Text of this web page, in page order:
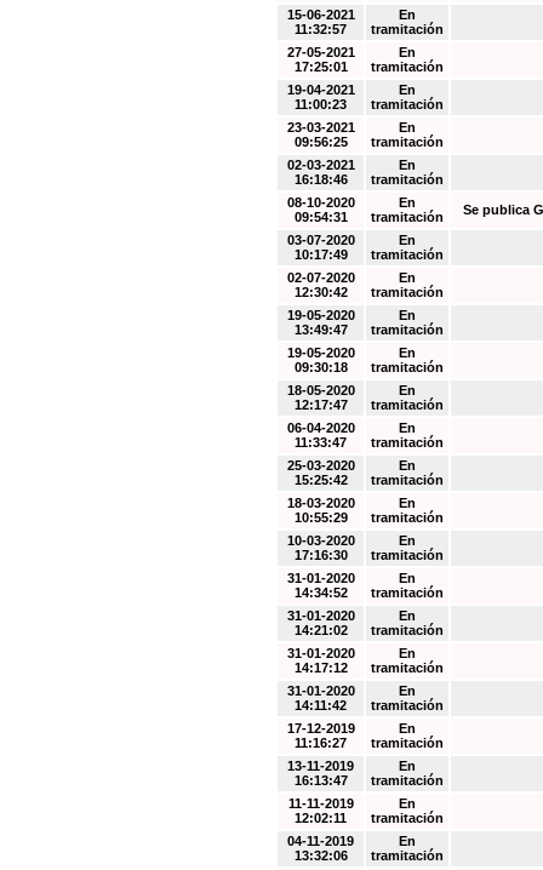
15-06-2021
11:32:57
En
tramitación
27-05-2021
17:25:01
En
tramitación
19-04-2021
11:00:23
En
tramitación
23-03-2021
09:56:25
En
tramitación
02-03-2021
16:18:46
En
tramitación
08-10-2020
09:54:31
En
tramitación
Se publica
03-07-2020
10:17:49
En
tramitación
02-07-2020
12:30:42
En
tramitación
19-05-2020
13:49:47
En
tramitación
19-05-2020
09:30:18
En
tramitación
18-05-2020
12:17:47
En
tramitación
06-04-2020
11:33:47
En
tramitación
25-03-2020
15:25:42
En
tramitación
18-03-2020
10:55:29
En
tramitación
10-03-2020
17:16:30
En
tramitación
31-01-2020
14:34:52
En
tramitación
31-01-2020
14:21:02
En
tramitación
31-01-2020
14:17:12
En
tramitación
31-01-2020
14:11:42
En
tramitación
17-12-2019
11:16:27
En
tramitación
13-11-2019
16:13:47
En
tramitación
11-11-2019
12:02:11
En
tramitación
04-11-2019
13:32:06
En
tramitación